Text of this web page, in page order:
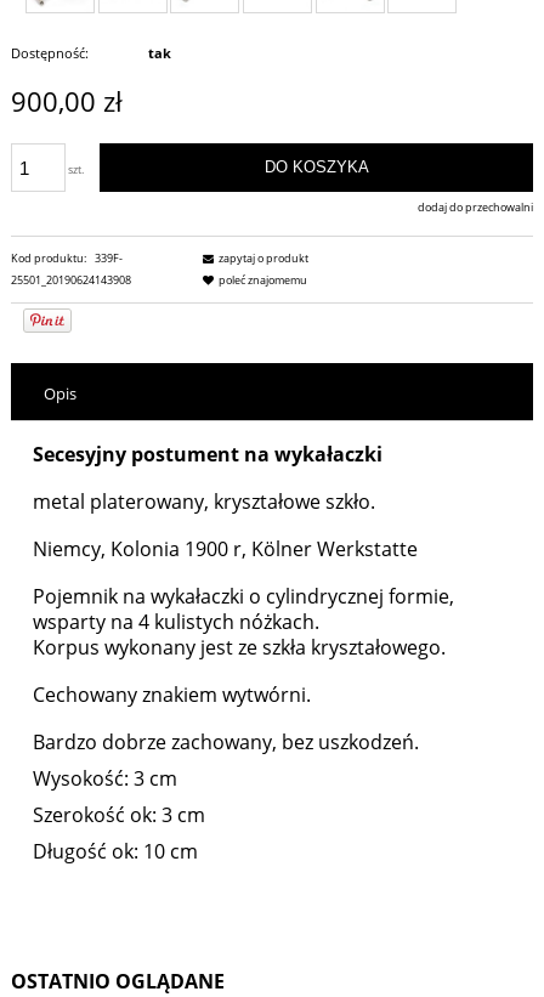
Dostępność: tak
900,00 zł
szt. DO KOSZYKA
dodaj do przechowalni
Kod produktu: 339F-
25501_20190624143908
zapytaj o produkt
poleć znajomemu
Opis
Secesyjny postument na wykałaczki
metal platerowany, kryształowe szkło.
Niemcy, Kolonia 1900 r, Kölner Werkstatte
Pojemnik na wykałaczki o cylindrycznej formie,
wsparty na 4 kulistych nóżkach.
Korpus wykonany jest ze szkła kryształowego.
Cechowany znakiem wytwórni.
Bardzo dobrze zachowany, bez uszkodzeń.
Wysokość: 3 cm
Szerokość ok: 3 cm
Długość ok: 10 cm
OSTATNIO OGLĄDANE